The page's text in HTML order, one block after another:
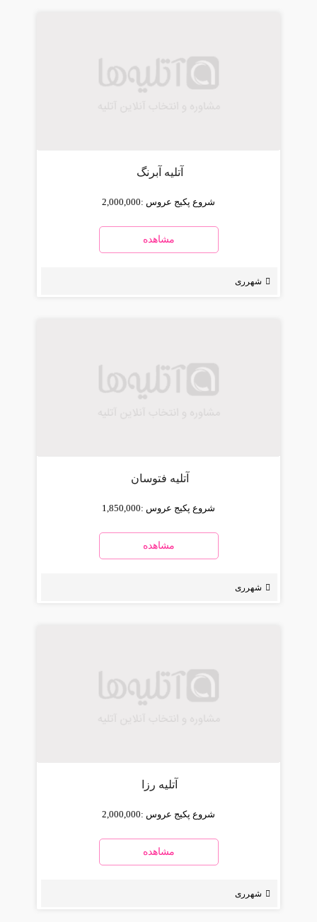
آتلیه آبرنگ
شروع پکیج عروس :2,000,000
مشاهده
شهرری
آتلیه فتوسان
شروع پکیج عروس :1,850,000
مشاهده
شهرری
آتلیه رزا
شروع پکیج عروس :2,000,000
مشاهده
شهرری